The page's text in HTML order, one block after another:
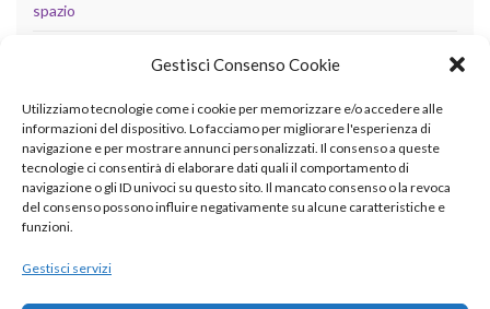
Gestisci Consenso Cookie
Utilizziamo tecnologie come i cookie per memorizzare e/o accedere alle
informazioni del dispositivo. Lo facciamo per migliorare l'esperienza di
navigazione e per mostrare annunci personalizzati. Il consenso a queste
tecnologie ci consentirà di elaborare dati quali il comportamento di
navigazione o gli ID univoci su questo sito. Il mancato consenso o la revoca
del consenso possono influire negativamente su alcune caratteristiche e
funzioni.
Gestisci servizi
spazio
META
Accedi
Feed dei contenuti